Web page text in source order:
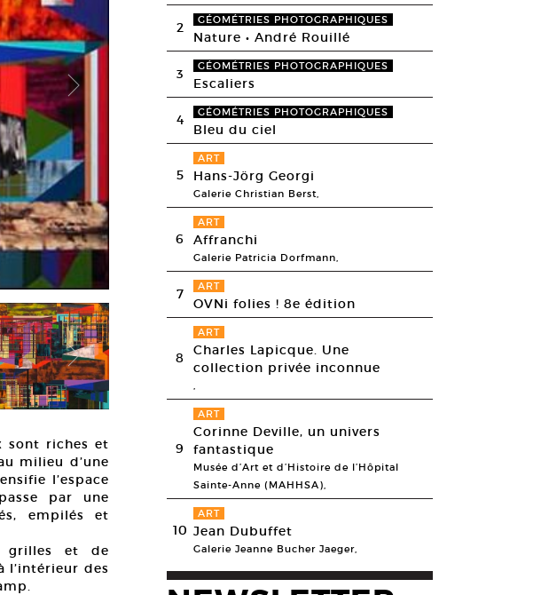
sont riches et
milieu d’une
l’espace
par une
empilés et
grilles et de
l’intérieur des
2 GÉOMÉTRIES PHOTOGRAPHIQUES
Nature • André Rouillé
3 GÉOMÉTRIES PHOTOGRAPHIQUES
Escaliers
4 GÉOMÉTRIES PHOTOGRAPHIQUES
Bleu du ciel
5
ART
Hans-Jörg Georgi
Galerie Christian Berst,
6
ART
Affranchi
Galerie Patricia Dorfmann,
7 ART
OVNi folies ! 8e édition
8
ART
Charles Lapicque. Une
collection privée inconnue
,
9
ART
Corinne Deville, un univers
fantastique
Musée d’Art et d’Histoire de l’Hôpital
Sainte-Anne (MAHHSA),
10
ART
Jean Dubuffet
Galerie Jeanne Bucher Jaeger,